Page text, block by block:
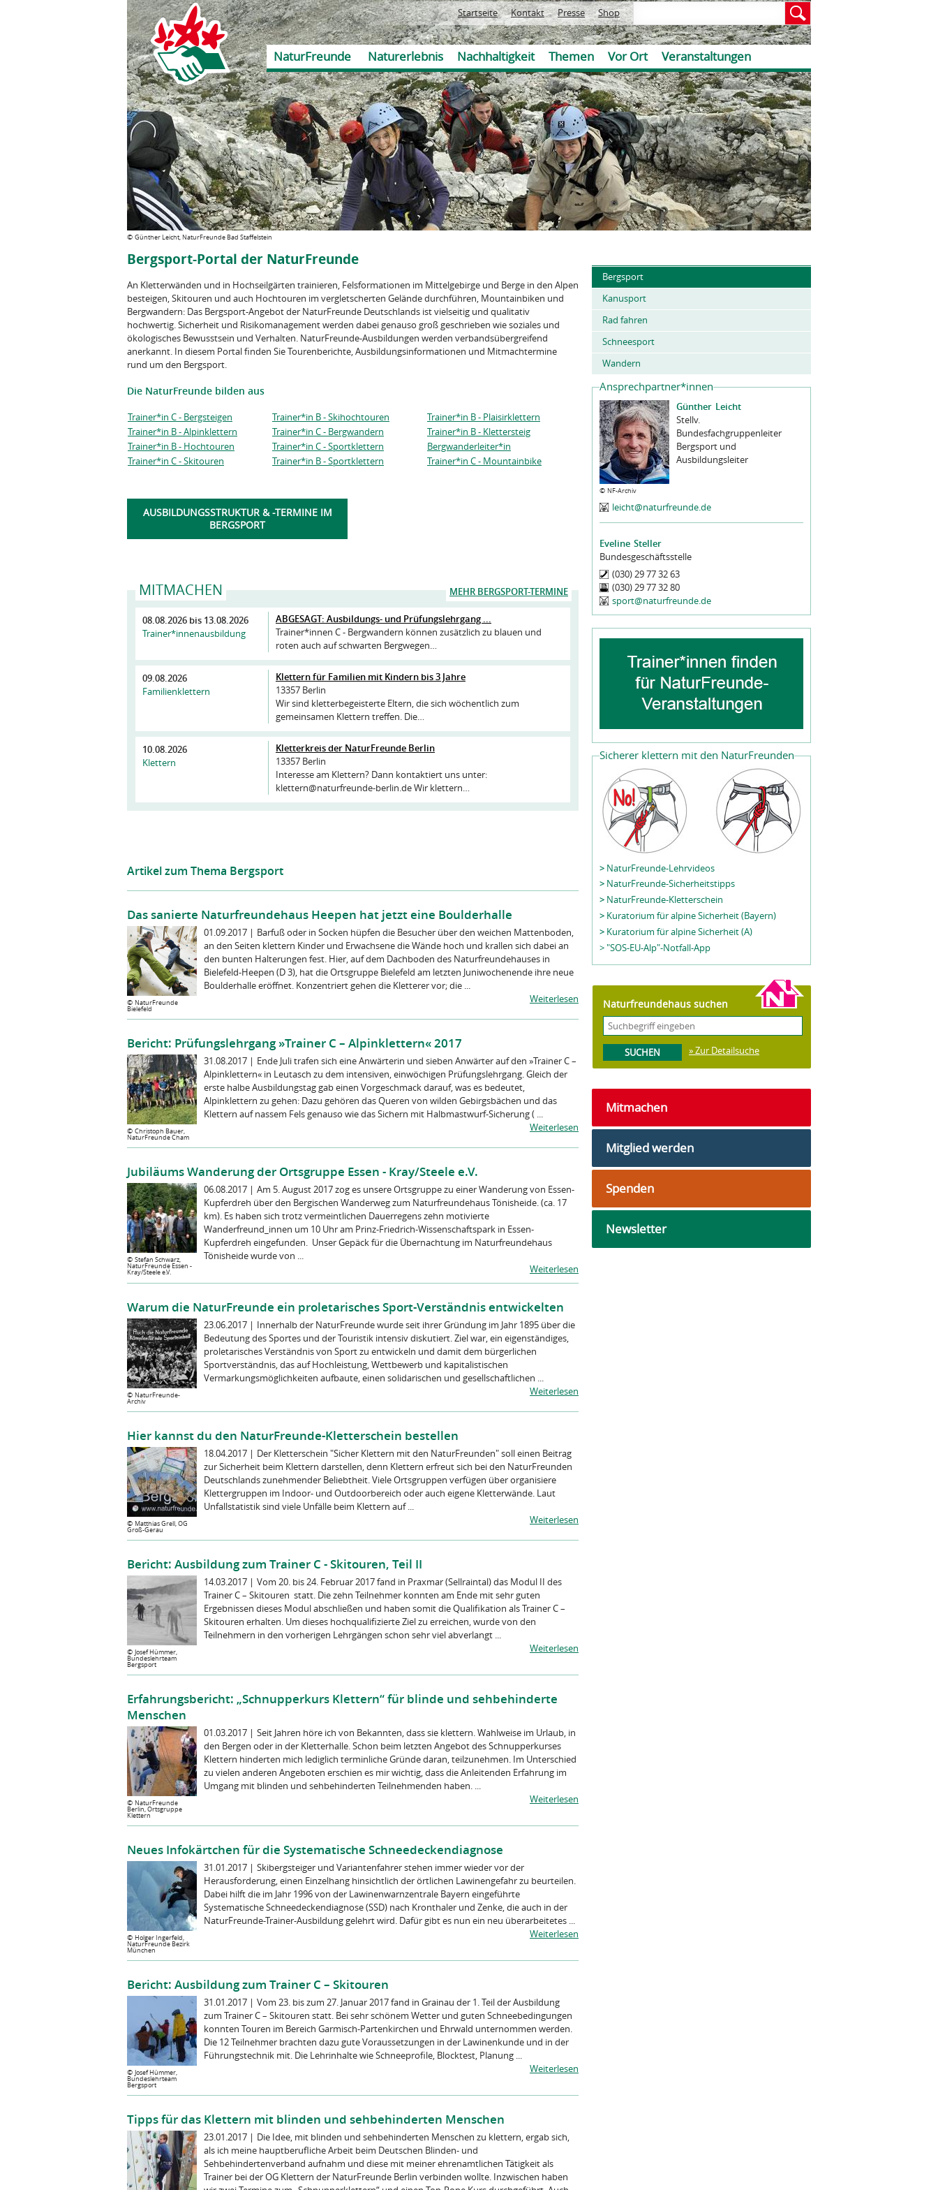
Jump to navigation
© Günther Leicht, NaturFreunde Bad Staffelstein
Startseite Kontakt Presse Shop
NaturFreunde Naturerlebnis Nachhaltigkeit Themen Vor Ort Veranstaltungen
Bergsport-Portal der NaturFreunde
An Kletterwänden und in Hochseilgärten trainieren, Felsformationen im Mittelgebirge und Berge in den Alpen
besteigen, Skitouren und auch Hochtouren im vergletscherten Gelände durchführen, Mountainbiken und
Bergwandern: Das Bergsport-Angebot der NaturFreunde Deutschlands ist vielseitig und qualitativ
hochwertig. Sicherheit und Risikomanagement werden dabei genauso groß geschrieben wie soziales und
ökologisches Bewusstsein und Verhalten. NaturFreunde-Ausbildungen werden verbandsübergreifend
anerkannt. In diesem Portal finden Sie Tourenberichte, Ausbildungsinformationen und Mitmachtermine
rund um den Bergsport.
Die NaturFreunde bilden aus
Trainer*in C - Bergsteigen Trainer*in B - Skihochtouren
Trainer*in B - Plaisirklettern
Trainer*in B - Alpinklettern
Trainer*in C - Bergwandern
Trainer*in B - Klettersteig
Trainer*in B - Hochtouren
Trainer*in C - Sportklettern
Bergwanderleiter*in
Trainer*in C - Skitouren
Trainer*in B - Sportklettern Trainer*in C - Mountainbike
AUSBILDUNGSSTRUKTUR & -TERMINE IM
BERGSPORT
MEHR BERGSPORT-TERMINE
MITMACHEN
08.08.2026 bis 13.08.2026
Trainer*innenausbildung
ABGESAGT: Ausbildungs- und Prüfungslehrgang ...
Trainer*innen C - Bergwandern können zusätzlich zu blauen und
roten auch auf schwarten Bergwegen…
09.08.2026
Familienklettern
Klettern für Familien mit Kindern bis 3 Jahre
13357 Berlin
Wir sind kletterbegeisterte Eltern, die sich wöchentlich zum
gemeinsamen Klettern treffen. Die…
10.08.2026
Klettern
Kletterkreis der NaturFreunde Berlin
13357 Berlin
Interesse am Klettern? Dann kontaktiert uns unter:
klettern@naturfreunde-berlin.de Wir klettern…
Artikel zum Thema Bergsport
Das sanierte Naturfreundehaus Heepen hat jetzt eine Boulderhalle
© NaturFreunde
Bielefeld
01.09.2017 | Barfuß oder in Socken hüpfen die Besucher über den weichen Mattenboden,
an den Seiten klettern Kinder und Erwachsene die Wände hoch und krallen sich dabei an
den bunten Halterungen fest. Hier, auf dem Dachboden des Naturfreundehauses in
Bielefeld-Heepen (D 3), hat die Ortsgruppe Bielefeld am letzten Juniwochenende ihre neue
Boulderhalle eröffnet. Konzentriert gehen die Kletterer vor; die ...
Weiterlesen
Bericht: Prüfungslehrgang »Trainer C – Alpinklettern« 2017
© Christoph Bauer,
NaturFreunde Cham
31.08.2017 | Ende Juli trafen sich eine Anwärterin und sieben Anwärter auf den »Trainer C –
Alpinklettern« in Leutasch zu dem intensiven, einwöchigen Prüfungslehrgang. Gleich der
erste halbe Ausbildungstag gab einen Vorgeschmack darauf, was es bedeutet,
Alpinklettern zu gehen: Dazu gehören das Queren von wilden Gebirgsbächen und das
Klettern auf nassem Fels genauso wie das Sichern mit Halbmastwurf-Sicherung ( ...
Weiterlesen
Jubiläums Wanderung der Ortsgruppe Essen - Kray/Steele e.V.
© Stefan Schwarz,
NaturFreunde Essen -
Kray/Steele e.V.
06.08.2017 | Am 5. August 2017 zog es unsere Ortsgruppe zu einer Wanderung von Essen-
Kupferdreh über den Bergischen Wanderweg zum Naturfreundehaus Tönisheide. (ca. 17
km). Es haben sich trotz vermeintlichen Dauerregens zehn motivierte
Wanderfreund_innen um 10 Uhr am Prinz-Friedrich-Wissenschaftspark in Essen-
Kupferdreh eingefunden. Unser Gepäck für die Übernachtung im Naturfreundehaus
Tönisheide wurde von ...
Weiterlesen
Warum die NaturFreunde ein proletarisches Sport-Verständnis entwickelten
© NaturFreunde-
Archiv
23.06.2017 | Innerhalb der NaturFreunde wurde seit ihrer Gründung im Jahr 1895 über die
Bedeutung des Sportes und der Touristik intensiv diskutiert. Ziel war, ein eigenständiges,
proletarisches Verständnis von Sport zu entwickeln und damit dem bürgerlichen
Sportverständnis, das auf Hochleistung, Wettbewerb und kapitalistischen
Vermarkungsmöglichkeiten aufbaute, einen solidarischen und gesellschaftlichen ...
Weiterlesen
Hier kannst du den NaturFreunde-Kletterschein bestellen
© Matthias Grell, OG
Groß-Gerau
18.04.2017 | Der Kletterschein "Sicher Klettern mit den NaturFreunden" soll einen Beitrag
zur Sicherheit beim Klettern darstellen, denn Klettern erfreut sich bei den NaturFreunden
Deutschlands zunehmender Beliebtheit. Viele Ortsgruppen verfügen über organisiere
Klettergruppen im Indoor- und Outdoorbereich oder auch eigene Kletterwände. Laut
Unfallstatistik sind viele Unfälle beim Klettern auf ...
Weiterlesen
Bericht: Ausbildung zum Trainer C - Skitouren, Teil II
© Josef Hümmer,
Bundeslehrteam
Bergsport
14.03.2017 | Vom 20. bis 24. Februar 2017 fand in Praxmar (Sellraintal) das Modul II des
Trainer C – Skitouren statt. Die zehn Teilnehmer konnten am Ende mit sehr guten
Ergebnissen dieses Modul abschließen und haben somit die Qualifikation als Trainer C –
Skitouren erhalten. Um dieses hochqualifizierte Ziel zu erreichen, wurde von den
Teilnehmern in den vorherigen Lehrgängen schon sehr viel abverlangt ...
Weiterlesen
Erfahrungsbericht: „Schnupperkurs Klettern“ für blinde und sehbehinderte
Menschen
© NaturFreunde
Berlin, Ortsgruppe
Klettern
01.03.2017 | Seit Jahren höre ich von Bekannten, dass sie klettern. Wahlweise im Urlaub, in
den Bergen oder in der Kletterhalle. Schon beim letzten Angebot des Schnupperkurses
Klettern hinderten mich lediglich terminliche Gründe daran, teilzunehmen. Im Unterschied
zu vielen anderen Angeboten erschien es mir wichtig, dass die Anleitenden Erfahrung im
Umgang mit blinden und sehbehinderten Teilnehmenden haben. ...
Weiterlesen
Neues Infokärtchen für die Systematische Schneedeckendiagnose
© Holger Ingerfeld,
NaturFreunde Bezirk
München
31.01.2017 | Skibergsteiger und Variantenfahrer stehen immer wieder vor der
Herausforderung, einen Einzelhang hinsichtlich der örtlichen Lawinengefahr zu beurteilen.
Dabei hilft die im Jahr 1996 von der Lawinenwarnzentrale Bayern eingeführte
Systematische Schneedeckendiagnose (SSD) nach Kronthaler und Zenke, die auch in der
NaturFreunde-Trainer-Ausbildung gelehrt wird. Dafür gibt es nun ein neu überarbeitetes ...
Weiterlesen
Bericht: Ausbildung zum Trainer C – Skitouren
© Josef Hümmer,
Bundeslehrteam
Bergsport
31.01.2017 | Vom 23. bis zum 27. Januar 2017 fand in Grainau der 1. Teil der Ausbildung
zum Trainer C – Skitouren statt. Bei sehr schönem Wetter und guten Schneebedingungen
konnten Touren im Bereich Garmisch-Partenkirchen und Ehrwald unternommen werden.
Die 12 Teilnehmer brachten dazu gute Voraussetzungen in der Lawinenkunde und in der
Führungstechnik mit. Die Lehrinhalte wie Schneeprofile, Blocktest, Planung ...
Weiterlesen
Tipps für das Klettern mit blinden und sehbehinderten Menschen
23.01.2017 | Die Idee, mit blinden und sehbehinderten Menschen zu klettern, ergab sich,
als ich meine hauptberufliche Arbeit beim Deutschen Blinden- und
Sehbehindertenverband aufnahm und diese mit meiner ehrenamtlichen Tätigkeit als
Trainer bei der OG Klettern der NaturFreunde Berlin verbinden wollte. Inzwischen haben
Sie
sind
hier
Bergsport
Kanusport
Rad fahren
Schneesport
Wandern
Ansprechpartner*innen
© NF-Archiv
Günther Leicht
Stellv.
Bundesfachgruppenleiter
Bergsport und
Ausbildungsleiter
leicht@naturfreunde.de
Eveline Steller
Bundesgeschäftsstelle
(030) 29 77 32 63
(030) 29 77 32 80
sport@naturfreunde.de
Sicherer klettern mit den NaturFreunden
> NaturFreunde-Lehrvideos
> NaturFreunde-Sicherheitstipps
> NaturFreunde-Kletterschein
> Kuratorium für alpine Sicherheit (Bayern)
> Kuratorium für alpine Sicherheit (A)
> "SOS-EU-Alp"-Notfall-App
Naturfreundehaus suchen
» Zur Detailsuche
Mitmachen
Mitglied werden
Spenden
Newsletter